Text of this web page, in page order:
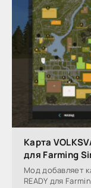
Карта
для Farming
Мод добавляет
READY для